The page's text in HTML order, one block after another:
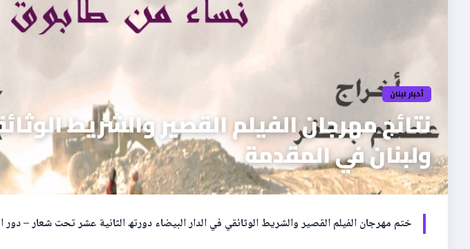
أخبار لبنان
نتائج مهرجان الفيلم القصير والشريط
ولبنان في المقدمة
ختم مھرجان الفیلم القصیر والشریط الوثائقي في الدار البیضاء دورتھ الثانیة عشر تحت شعار –